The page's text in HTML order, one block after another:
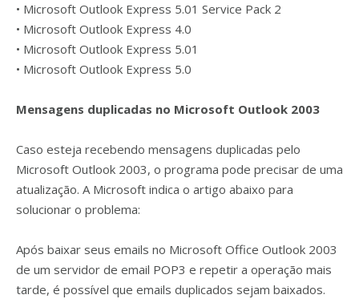
• Microsoft Outlook Express 5.01 Service Pack 2
• Microsoft Outlook Express 4.0
• Microsoft Outlook Express 5.01
• Microsoft Outlook Express 5.0
Mensagens duplicadas no Microsoft Outlook 2003
Caso esteja recebendo mensagens duplicadas pelo
Microsoft Outlook 2003, o programa pode precisar de uma
atualização. A Microsoft indica o artigo abaixo para
solucionar o problema:
Após baixar seus emails no Microsoft Office Outlook 2003
de um servidor de email POP3 e repetir a operação mais
tarde, é possível que emails duplicados sejam baixados.